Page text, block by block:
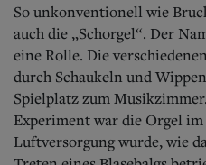
So unkonventionell wie
auch die „Schorgel“. Der
eine Rolle. Die
durch Schaukeln und
Spielplatz zum
Experiment war die Orgel
Luftversorgung wurde, wie